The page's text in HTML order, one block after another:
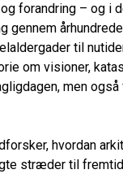
forandring – og i
til
om visioner,
men
hvordan
stræder til